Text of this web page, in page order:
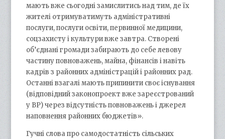
мають вже сьогодні замислитись над тим, де їх
жителі отримуватимуть адміністративні
послуги, послуги освіти, первинної медицини,
соцзахисту і культури вже завтра. Створені
об’єднані громади забирають до себе левову
частину повноважень, майна, фінансів і навіть
кадрів з районних адміністрацій і районних рад.
Останні взагалі мають припинити своє існування
(відповідний законопроект вже зареєстрований
у ВР) через відсутність повноважень і джерел
наповнення районних бюджетів».
Гучні слова про самодостатність сільських